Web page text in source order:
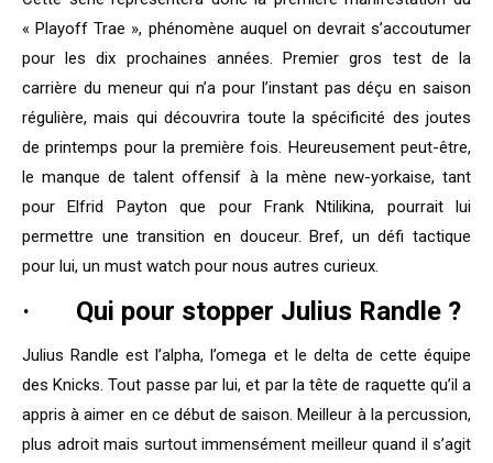
« Playoff Trae », phénomène auquel on devrait s’accoutumer
pour les dix prochaines années. Premier gros test de la
carrière du meneur qui n’a pour l’instant pas déçu en saison
régulière, mais qui découvrira toute la spécificité des joutes
de printemps pour la première fois. Heureusement peut-être,
le manque de talent offensif à la mène new-yorkaise, tant
pour Elfrid Payton que pour Frank Ntilikina, pourrait lui
permettre une transition en douceur. Bref, un défi tactique
pour lui, un must watch pour nous autres curieux.
· Qui pour stopper Julius Randle ?
Julius Randle est l’alpha, l’omega et le delta de cette équipe
des Knicks. Tout passe par lui, et par la tête de raquette qu’il a
appris à aimer en ce début de saison. Meilleur à la percussion,
plus adroit mais surtout immensément meilleur quand il s’agit